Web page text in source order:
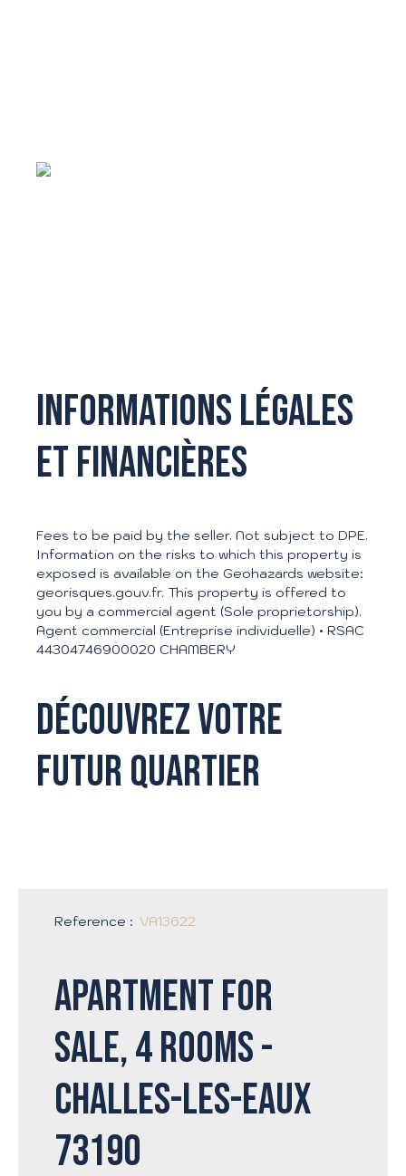
Informations légales
et financières
Fees to be paid by the seller. Not subject to DPE.
Information on the risks to which this property is
exposed is available on the Geohazards website:
georisques.gouv.fr. This property is offered to
you by a commercial agent (Sole proprietorship).
Agent commercial (Entreprise individuelle) • RSAC
44304746900020 CHAMBERY
Découvrez votre
futur quartier
Reference : VA13622
Apartment for
sale, 4 rooms -
Challes-les-Eaux
73190